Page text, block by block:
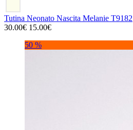
Tutina Neonato Nascita Melanie T9182
30.00€ 15.00€
50 %